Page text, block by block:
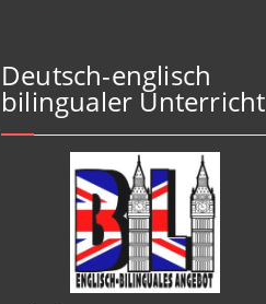
Deutsch-englisch
bilingualer Unterricht